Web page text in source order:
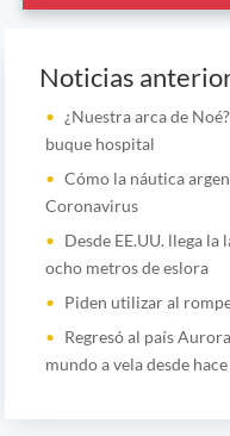
Noticias
¿Nuestra arca de
buque hospital
Cómo la náutica
Coronavirus
Desde EE.UU. llega
ocho metros de eslora
Piden utilizar al
Regresó al país
mundo a vela desde